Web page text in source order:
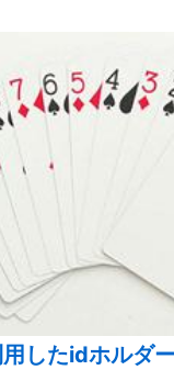
したidホルダ